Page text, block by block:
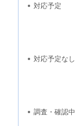
対応予定
対応予定なし
調査・確認中